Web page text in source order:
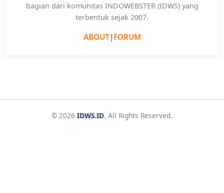
bagian dari komunitas INDOWEBSTER (IDWS) yang
terbentuk sejak 2007.
ABOUT| FORUM
© 2026 IDWS.ID. All Rights Reserved.